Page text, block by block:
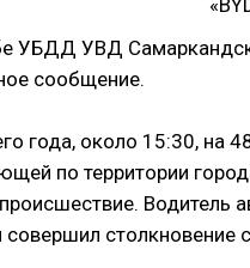
УБДД УВД
сообщение.
года, около 15:30, на
по территории
Водитель
совершил столкновение